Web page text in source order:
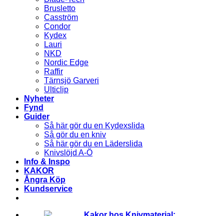
Brusletto
Casström
Condor
Kydex
Lauri
NKD
Nordic Edge
Raffir
Tärnsjö Garveri
Ulticlip
Nyheter
Fynd
Guider
Så här gör du en Kydexslida
Så gör du en kniv
Så här gör du en Läderslida
Knivslöjd A-Ö
Info & Inspo
KAKOR
Ångra Köp
Kundservice